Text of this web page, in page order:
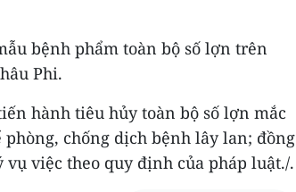
bệnh phẩm toàn bộ số lợn trên
Phi.
hành tiêu hủy toàn bộ số lợn mắc
chống dịch bệnh lây lan; đồng
việc theo quy định của pháp luật./.